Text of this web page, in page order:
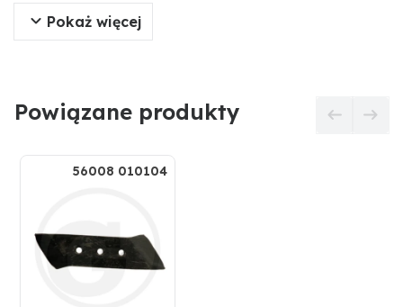
roboczej (pęknięcia naprężeniowe).
Pokaż więcej
Powiązane produkty
56008 010104